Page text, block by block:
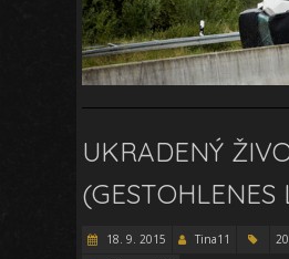
UKRADENÝ
(GESTOHLENES
18. 9. 2015 Tina11